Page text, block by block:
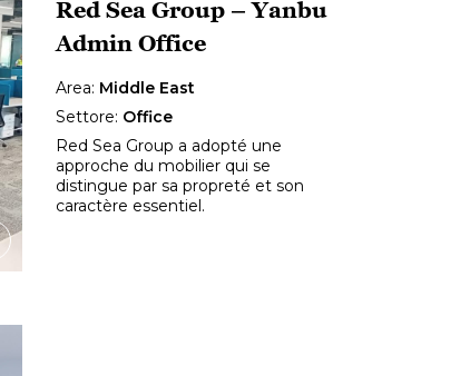
Red Sea Group – Yanbu
Admin Office
Area: Middle East
Settore: Office
Red Sea Group a adopté une
approche du mobilier qui se
distingue par sa propreté et son
caractère essentiel.